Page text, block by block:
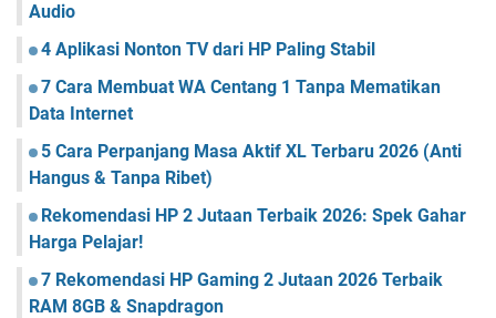
Audio
4 Aplikasi Nonton TV dari HP Paling Stabil
7 Cara Membuat WA Centang 1 Tanpa Mematikan
Data Internet
5 Cara Perpanjang Masa Aktif XL Terbaru 2026 (Anti
Hangus & Tanpa Ribet)
Rekomendasi HP 2 Jutaan Terbaik 2026: Spek Gahar
Harga Pelajar!
7 Rekomendasi HP Gaming 2 Jutaan 2026 Terbaik
RAM 8GB & Snapdragon